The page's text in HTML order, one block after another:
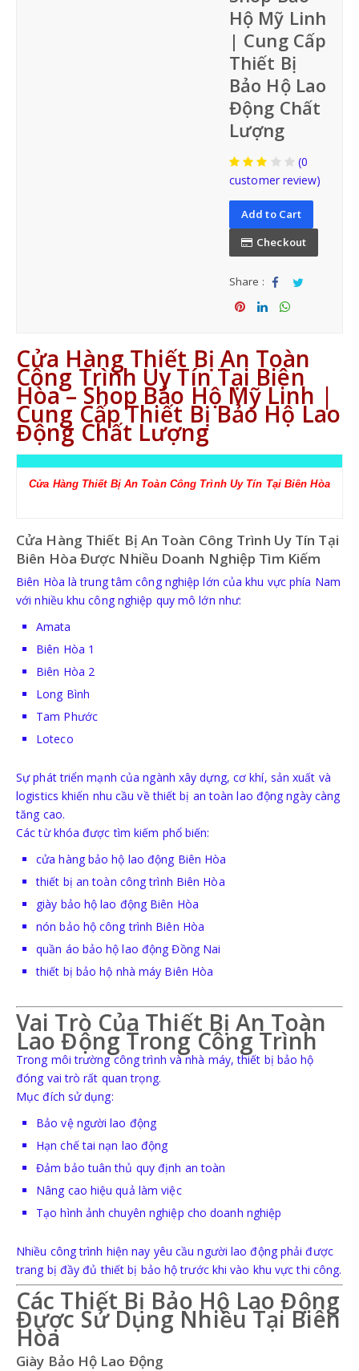
KÍNH BẢO HỘ
MẶT NẠ BẢO HỘ
QUẦN ÁO BẢO VỆ LAO ĐỘNG
QUẦN ÁO BẢO VỆ LAO ĐỘNG PHÒNG SẠCH
KHẨU TRANG
MẶT NẠ PHÒNG ĐỘC - BỤI
BẢO HỘ TAY
GĂNG TAY SỢI-PHỦ PU
GĂNG TAY HÀN-CÁCH NHIỆT
BẢO HỘ TAI
NÚT TAI CHỐNG ỒN
CHỤP TAI CHỐNG ỒN
Hộ Mỹ Linh
| Cung Cấp
Thiết Bị
Bảo Hộ Lao
Động Chất
Lượng
(0
customer review)
Add to Cart
Checkout
Share :
Sha Tw
re
re
Cửa Hàng Thiết Bị An Toàn
Công Trình Uy Tín Tại Biên
Hòa – Shop Bảo Hộ Mỹ Linh |
Cung Cấp Thiết Bị Bảo Hộ Lao
Động Chất Lượng
Cửa Hàng Thiết Bị An Toàn Công Trình Uy Tín Tại Biên Hòa
Cửa Hàng Thiết Bị An Toàn Công Trình Uy Tín Tại
Biên Hòa Được Nhiều Doanh Nghiệp Tìm Kiếm
Biên Hòa là trung tâm công nghiệp lớn của khu vực phía Nam
với nhiều khu công nghiệp quy mô lớn như:
Amata
Biên Hòa 1
Biên Hòa 2
Long Bình
Tam Phước
Loteco
Sự phát triển mạnh của ngành xây dựng, cơ khí, sản xuất và
logistics khiến nhu cầu về thiết bị an toàn lao động ngày càng
tăng cao.
Các từ khóa được tìm kiếm phổ biến:
cửa hàng bảo hộ lao động Biên Hòa
thiết bị an toàn công trình Biên Hòa
giày bảo hộ lao động Biên Hòa
nón bảo hộ công trình Biên Hòa
quần áo bảo hộ lao động Đồng Nai
thiết bị bảo hộ nhà máy Biên Hòa
Vai Trò Của Thiết Bị An Toàn
Lao Động Trong Công Trình
Trong môi trường công trình và nhà máy, thiết bị bảo hộ
đóng vai trò rất quan trọng.
Mục đích sử dụng:
Bảo vệ người lao động
Hạn chế tai nạn lao động
Đảm bảo tuân thủ quy định an toàn
Nâng cao hiệu quả làm việc
Tạo hình ảnh chuyên nghiệp cho doanh nghiệp
Nhiều công trình hiện nay yêu cầu người lao động phải được
trang bị đầy đủ thiết bị bảo hộ trước khi vào khu vực thi công.
Các Thiết Bị Bảo Hộ Lao Động
Được Sử Dụng Nhiều Tại Biên
Hòa
Giày Bảo Hộ Lao Động